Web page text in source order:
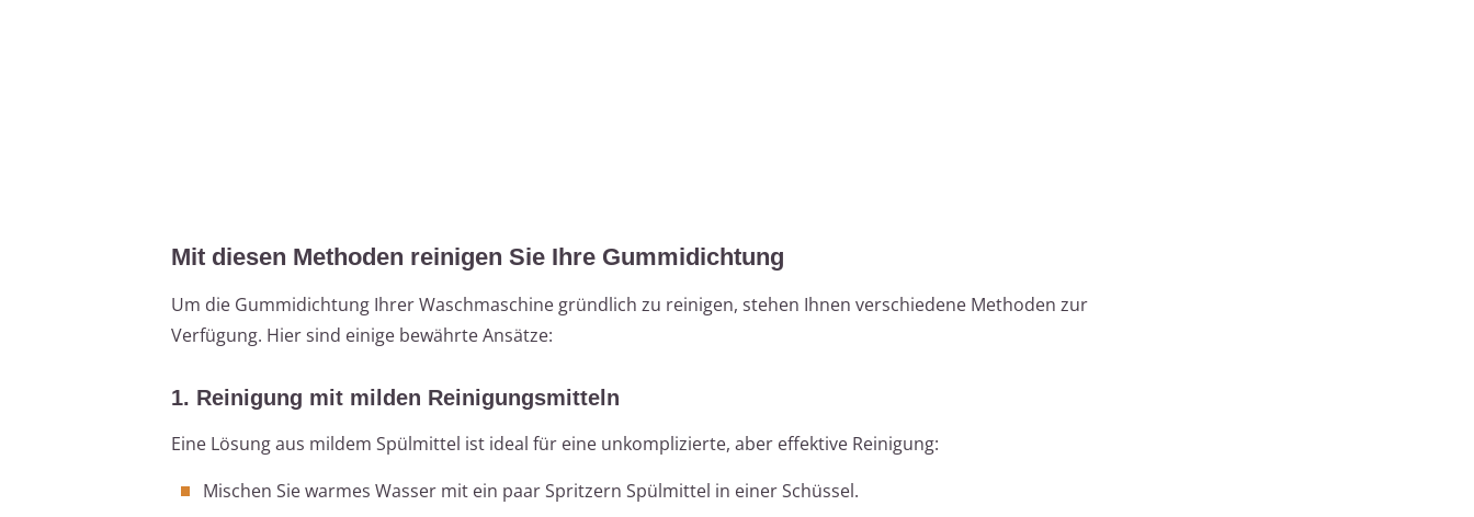
Mit diesen Methoden reinigen Sie Ihre Gummidichtung
Um die Gummidichtung Ihrer Waschmaschine gründlich zu reinigen, stehen Ihnen verschiedene Methoden zur
Verfügung. Hier sind einige bewährte Ansätze:
1. Reinigung mit milden Reinigungsmitteln
Eine Lösung aus mildem Spülmittel ist ideal für eine unkomplizierte, aber effektive Reinigung:
Mischen Sie warmes Wasser mit ein paar Spritzern Spülmittel in einer Schüssel.